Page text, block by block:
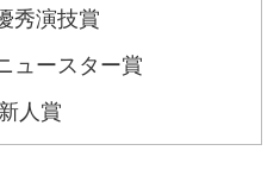
秀演技賞
ュースター賞
人賞